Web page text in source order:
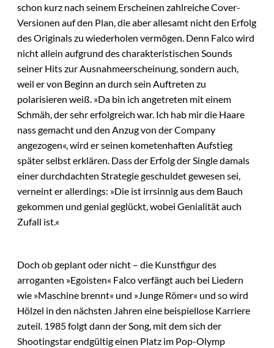
schon kurz nach seinem Erscheinen zahlreiche Cover-
Versionen auf den Plan, die aber allesamt nicht den Erfolg
des Originals zu wiederholen vermögen. Denn Falco wird
nicht allein aufgrund des charakteristischen Sounds
seiner Hits zur Ausnahmeerscheinung, sondern auch,
weil er von Beginn an durch sein Auftreten zu
polarisieren weiß. »Da bin ich angetreten mit einem
Schmäh, der sehr erfolgreich war. Ich hab mir die Haare
nass gemacht und den Anzug von der Company
angezogen«, wird er seinen kometenhaften Aufstieg
später selbst erklären. Dass der Erfolg der Single damals
einer durchdachten Strategie geschuldet gewesen sei,
verneint er allerdings: »Die ist irrsinnig aus dem Bauch
gekommen und genial geglückt, wobei Genialität auch
Zufall ist.«
Doch ob geplant oder nicht – die Kunstfigur des
arroganten »Egoisten« Falco verfängt auch bei Liedern
wie »Maschine brennt« und »Junge Römer« und so wird
Hölzel in den nächsten Jahren eine beispiellose Karriere
zuteil. 1985 folgt dann der Song, mit dem sich der
Shootingstar endgültig einen Platz im Pop-Olymp